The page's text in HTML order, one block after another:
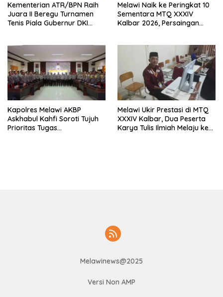
Kementerian ATR/BPN Raih
Juara II Beregu Turnamen
Tenis Piala Gubernur DKI
Melawi Naik ke Peringkat 10
Sementara MTQ XXXIV
Kalbar 2026, Persaingan
Kapolres Melawi AKBP
Askhabul Kahfi Soroti Tujuh
Prioritas Tugas
Melawi Ukir Prestasi di MTQ
XXXIV Kalbar, Dua Peserta
Karya Tulis Ilmiah Melaju ke
Melawinews@2025
Versi Non AMP